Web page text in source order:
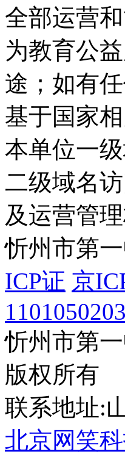
全部运营
为教育公
途；如有
基于国家
本单位一
二级域名
及运营管
忻州市第
ICP证 京
忻州市第
版权所有
联系地址:
北京网笑